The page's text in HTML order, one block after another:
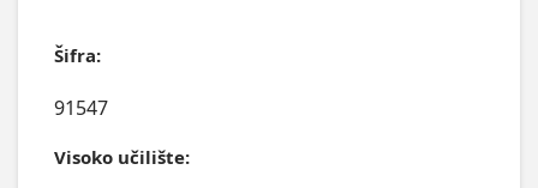
Šifra:
91547
Visoko učilište: